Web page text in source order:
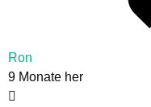
Ron
9 Monate her